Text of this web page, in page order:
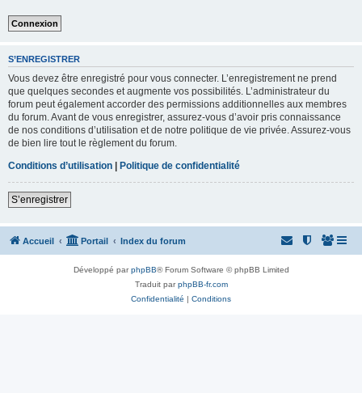
S’ENREGISTRER
Vous devez être enregistré pour vous connecter. L’enregistrement ne prend
que quelques secondes et augmente vos possibilités. L’administrateur du
forum peut également accorder des permissions additionnelles aux membres
du forum. Avant de vous enregistrer, assurez-vous d’avoir pris connaissance
de nos conditions d’utilisation et de notre politique de vie privée. Assurez-vous
de bien lire tout le règlement du forum.
Conditions d’utilisation | Politique de confidentialité
S’enregistrer
Accueil Portail Index du forum
Développé parphpBB® Forum Software © phpBB Limited
Traduit parphpBB-fr.com
Confidentialité | Conditions